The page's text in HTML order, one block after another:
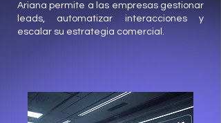
Ariana permite a las empresas gestionar
leads, automatizar interacciones y
escalar su estrategia comercial.